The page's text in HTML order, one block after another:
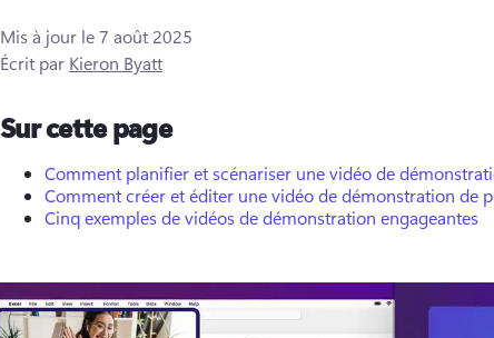
Mis à jour le7 août 2025
Écrit par Kieron Byatt
Sur cette page
Comment planifier et scénariser une vidéo de
Comment créer et éditer une vidéo de démonstration de
Cinq exemples de vidéos de démonstration engageantes